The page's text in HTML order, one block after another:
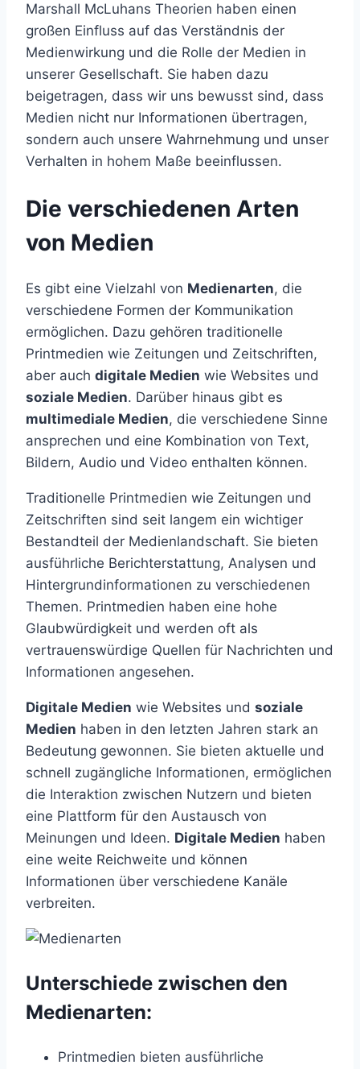
Marshall McLuhans Theorien haben einen
großen Einfluss auf das Verständnis der
Medienwirkung und die Rolle der Medien in
unserer Gesellschaft. Sie haben dazu
beigetragen, dass wir uns bewusst sind, dass
Medien nicht nur Informationen übertragen,
sondern auch unsere Wahrnehmung und unser
Verhalten in hohem Maße beeinflussen.
Die verschiedenen Arten
von Medien
Es gibt eine Vielzahl von Medienarten, die
verschiedene Formen der Kommunikation
ermöglichen. Dazu gehören traditionelle
Printmedien wie Zeitungen und Zeitschriften,
aber auch digitale Medien wie Websites und
soziale Medien. Darüber hinaus gibt es
multimediale Medien, die verschiedene Sinne
ansprechen und eine Kombination von Text,
Bildern, Audio und Video enthalten können.
Traditionelle Printmedien wie Zeitungen und
Zeitschriften sind seit langem ein wichtiger
Bestandteil der Medienlandschaft. Sie bieten
ausführliche Berichterstattung, Analysen und
Hintergrundinformationen zu verschiedenen
Themen. Printmedien haben eine hohe
Glaubwürdigkeit und werden oft als
vertrauenswürdige Quellen für Nachrichten und
Informationen angesehen.
Digitale Medien wie Websites und soziale
Medien haben in den letzten Jahren stark an
Bedeutung gewonnen. Sie bieten aktuelle und
schnell zugängliche Informationen, ermöglichen
die Interaktion zwischen Nutzern und bieten
eine Plattform für den Austausch von
Meinungen und Ideen. Digitale Medien haben
eine weite Reichweite und können
Informationen über verschiedene Kanäle
verbreiten.
Unterschiede zwischen den
Medienarten:
Printmedien bieten ausführliche